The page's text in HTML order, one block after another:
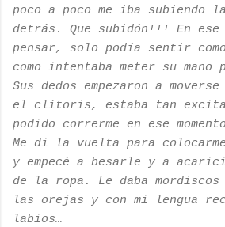
poco a poco me iba subiendo
detrás. Que subidón!!! En ese
pensar, solo podía sentir
como intentaba meter su mano
Sus dedos empezaron a
el clítoris, estaba tan
podido correrme en ese
Me di la vuelta para
y empecé a besarle y a
de la ropa. Le daba
las orejas y con mi lengua
labios…